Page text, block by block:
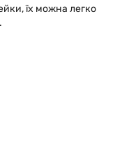
їх можна легко